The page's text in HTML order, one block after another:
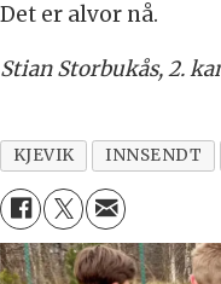
Det er alvor nå.
Stian Storbukås, 2.
KJEVIK INNSENDT